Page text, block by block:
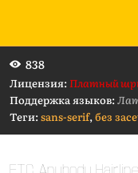
838
Лицензия: Платный
Поддержка языков:
Теги:sans-serif, без